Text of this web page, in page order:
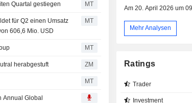
Quartal gestiegen MT
für Q2 einen Umsatz
606,6 Mio. USD
MT
MT
auf neutral herabgestuft ZM
MT
Annual Global
Am 20. April 2026 um
Mehr Analysen
Ratings
Trader
Investment